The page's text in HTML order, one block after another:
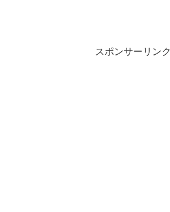
スポンサーリンク